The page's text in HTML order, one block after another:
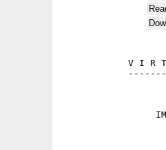
V I R